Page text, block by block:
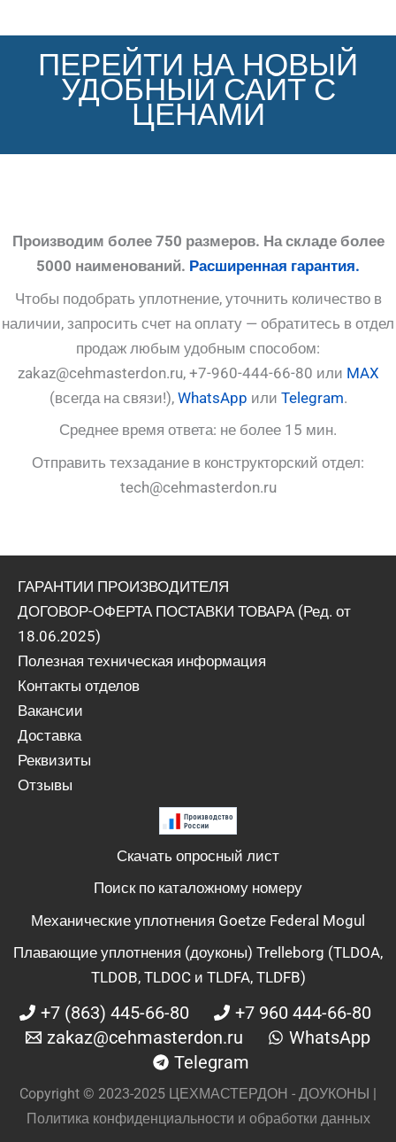
ПЕРЕЙТИ НА НОВЫЙ
УДОБНЫЙ САЙТ С
ЦЕНАМИ
Производим более 750 размеров. На складе более
5000 наименований. Расширенная гарантия.
Чтобы подобрать уплотнение, уточнить количество в
наличии, запросить счет на оплату — обратитесь в отдел
продаж любым удобным способом:
zakaz@cehmasterdon.ru, +7-960-444-66-80 или MAX
(всегда на связи!), WhatsApp или Telegram.
Среднее время ответа: не более 15 мин.
Отправить техзадание в конструкторский отдел:
tech@cehmasterdon.ru
ГАРАНТИИ ПРОИЗВОДИТЕЛЯ
ДОГОВОР-ОФЕРТА ПОСТАВКИ ТОВАРА (Ред. от
18.06.2025)
Полезная техническая информация
Контакты отделов
Вакансии
Доставка
Реквизиты
Отзывы
Скачать опросный лист
Поиск по каталожному номеру
Механические уплотнения Goetze Federal Mogul
Плавающие уплотнения (доуконы) Trelleborg (TLDOA,
TLDOB, TLDOC и TLDFA, TLDFB)
+7 (863) 445-66-80
+7 960 444-66-80
zakaz@cehmasterdon.ru
WhatsApp
Telegram
Copyright © 2023-2025 ЦЕХМАСТЕРДОН - ДОУКОНЫ |
Политика конфиденциальности и обработки данных